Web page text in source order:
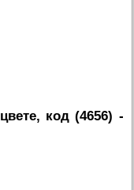
код (4656) -